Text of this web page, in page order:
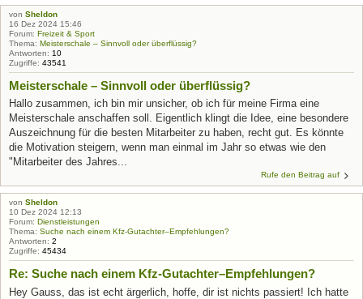
von Sheldon
16 Dez 2024 15:46
Forum: Freizeit & Sport
Thema: Meisterschale – Sinnvoll oder überflüssig?
Antworten: 10
Zugriffe: 43541
Meisterschale – Sinnvoll oder überflüssig?
Hallo zusammen, ich bin mir unsicher, ob ich für meine Firma eine
Meisterschale anschaffen soll. Eigentlich klingt die Idee, eine besondere
Auszeichnung für die besten Mitarbeiter zu haben, recht gut. Es könnte
die Motivation steigern, wenn man einmal im Jahr so etwas wie den
"Mitarbeiter des Jahres...
Rufe den Beitrag auf
von Sheldon
10 Dez 2024 12:13
Forum: Dienstleistungen
Thema: Suche nach einem Kfz-Gutachter–Empfehlungen?
Antworten: 2
Zugriffe: 45434
Re: Suche nach einem Kfz-Gutachter–Empfehlungen?
Hey Gauss, das ist echt ärgerlich, hoffe, dir ist nichts passiert! Ich hatte